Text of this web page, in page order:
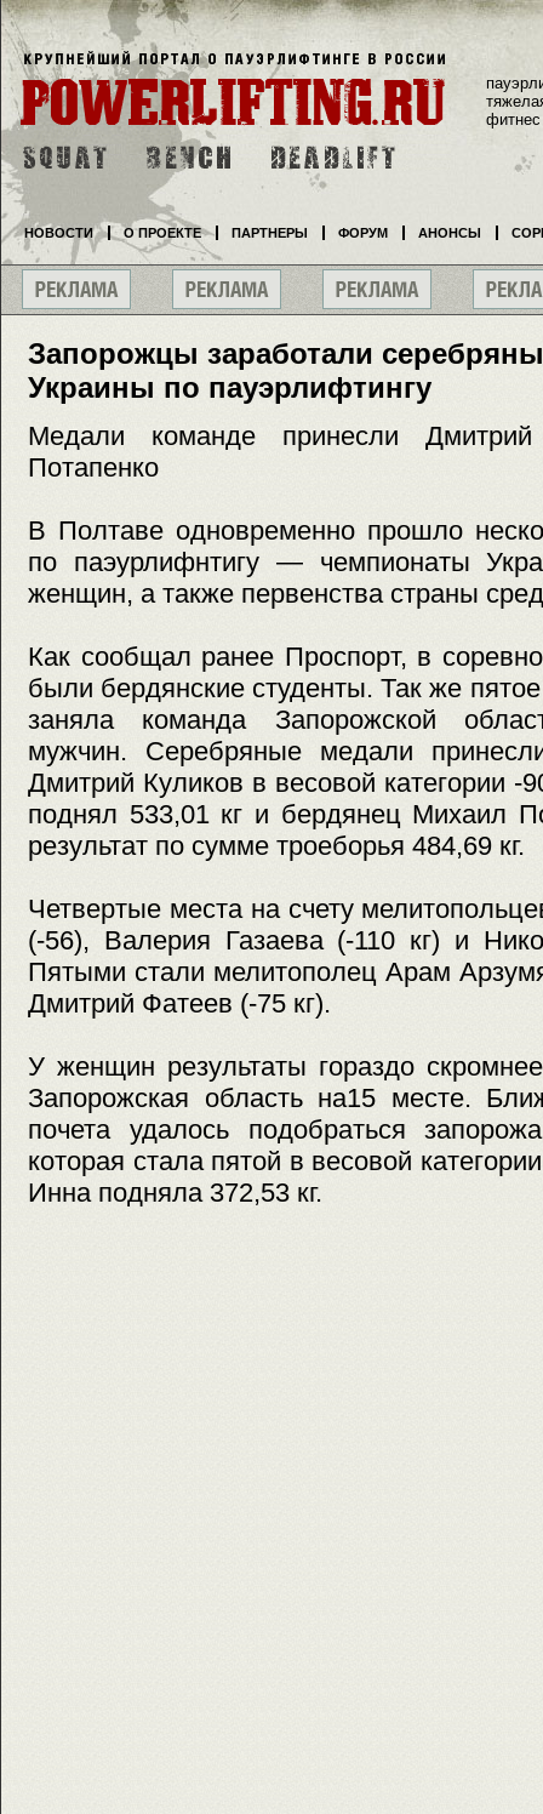
Запорожцы заработали
Украины по пауэрлифтингу
Медали команде принесли
Потапенко
В Полтаве одновременно прошло
по паэурлифнтигу — чемпионаты
женщин, а также первенства страны
Как сообщал ранее Проспорт, в
были бердянские студенты. Так же
заняла команда Запорожской
мужчин. Серебряные медали
Дмитрий Куликов в весовой категории -
поднял 533,01 кг и бердянец Михаил
результат по сумме троеборья 484,69 кг.
Четвертые места на счету
(-56), Валерия Газаева (-110 кг) и
Пятыми стали мелитополец Арам
Дмитрий Фатеев (-75 кг).
У женщин результаты гораздо
Запорожская область на15 месте.
почета удалось подобраться
которая стала пятой в весовой
Инна подняла 372,53 кг.
фитнес
НОВОСТИ О ПРОЕКТЕ ПАРТНЕРЫ ФОРУМ АНОНСЫ